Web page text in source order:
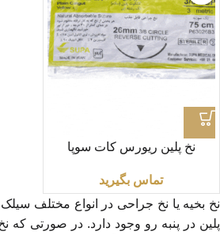
نخ پلین ریورس کات سوپا
تماس بگیرید
نخ بخیه یا نخ جراحی در انواع مختلف
پلین در پنبه رو وجود دارد. در صورتی